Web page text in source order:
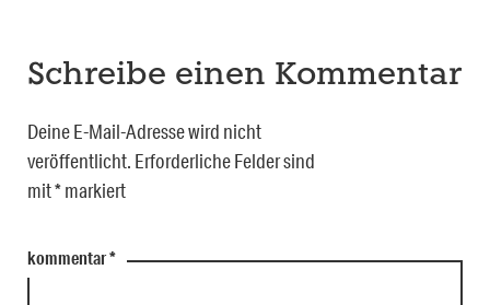
Schreibe einen Kommentar
Deine E-Mail-Adresse wird nicht
veröffentlicht. Erforderliche Felder sind
mit*markiert
kommentar*